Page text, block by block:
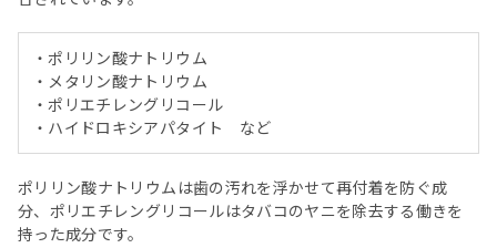
・ポリリン酸ナトリウム
・メタリン酸ナトリウム
・ポリエチレングリコール
・ハイドロキシアパタイト など
ポリリン酸ナトリウムは歯の汚れを浮かせて再付着を防ぐ成
分、ポリエチレングリコールはタバコのヤニを除去する働きを
持った成分です。